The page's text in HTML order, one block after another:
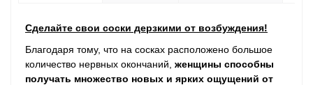
Сделайте свои соски дерзкими от возбуждения!
Благодаря тому, что на сосках расположено большое
количество нервных окончаний, женщины способны
получать множество новых и ярких ощущений от